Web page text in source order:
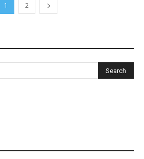
1 2